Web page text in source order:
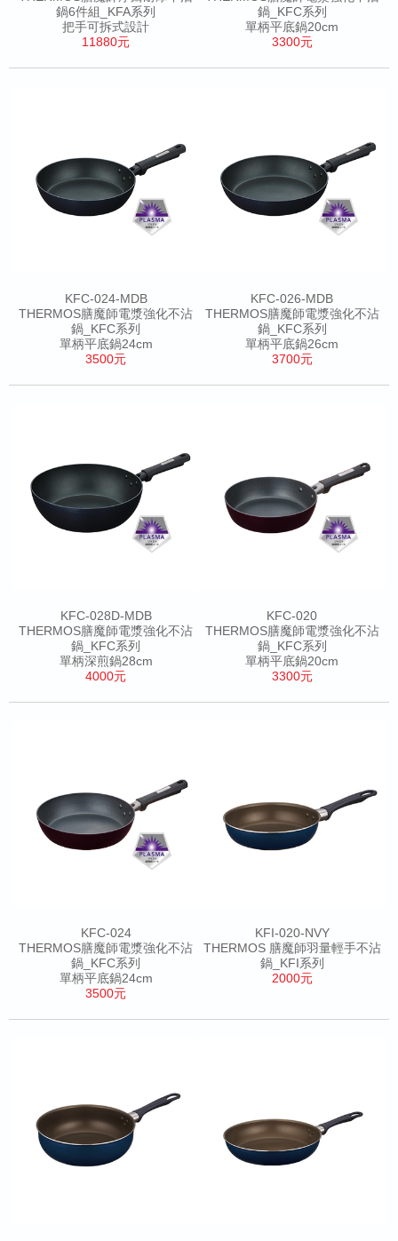
鍋6件組_KFA系列
把手可拆式設計
11880元
鍋_KFC系列
單柄平底鍋20cm
3300元
KFC-024-MDB
THERMOS膳魔師電漿強化不沾
鍋_KFC系列
單柄平底鍋24cm
3500元
KFC-026-MDB
THERMOS膳魔師電漿強化不沾
鍋_KFC系列
單柄平底鍋26cm
3700元
KFC-028D-MDB
THERMOS膳魔師電漿強化不沾
鍋_KFC系列
單柄深煎鍋28cm
4000元
KFC-020
THERMOS膳魔師電漿強化不沾
鍋_KFC系列
單柄平底鍋20cm
3300元
KFC-024
THERMOS膳魔師電漿強化不沾
鍋_KFC系列
單柄平底鍋24cm
3500元
KFI-020-NVY
THERMOS 膳魔師羽量輕手不沾
鍋_KFI系列
2000元